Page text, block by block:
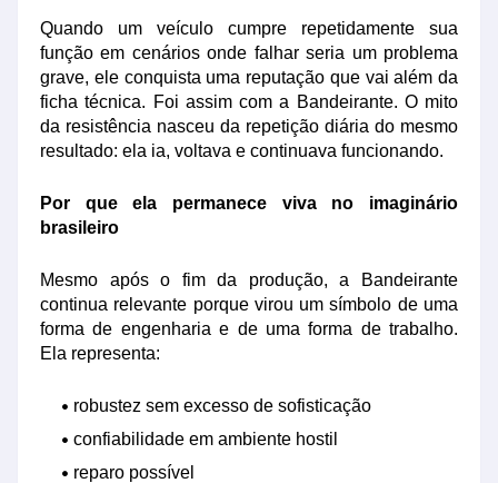
Quando um veículo cumpre repetidamente sua
função em cenários onde falhar seria um problema
grave, ele conquista uma reputação que vai além da
ficha técnica. Foi assim com a Bandeirante. O mito
da resistência nasceu da repetição diária do mesmo
resultado: ela ia, voltava e continuava funcionando.
Por que ela permanece viva no imaginário
brasileiro
Mesmo após o fim da produção, a Bandeirante
continua relevante porque virou um símbolo de uma
forma de engenharia e de uma forma de trabalho.
Ela representa:
robustez sem excesso de sofisticação
confiabilidade em ambiente hostil
reparo possível